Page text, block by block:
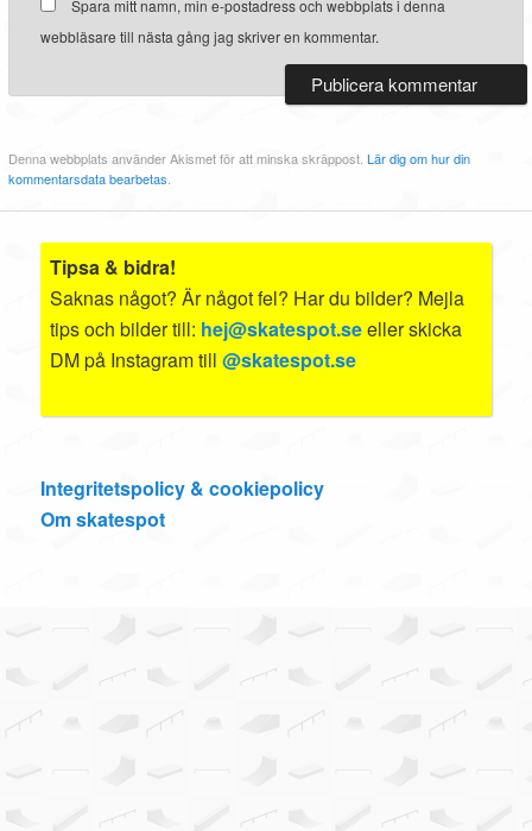
Spara mitt namn, min e-postadress och webbplats i denna
webbläsare till nästa gång jag skriver en kommentar.
Denna webbplats använder Akismet för att minska skräppost.Lär dig om hur din
kommentarsdata bearbetas.
Tipsa & bidra!
Saknas något? Är något fel? Har du bilder? Mejla
tips och bilder till: hej@skatespot.seeller skicka
DM på Instagram till@skatespot.se
Integritetspolicy & cookiepolicy
Om skatespot